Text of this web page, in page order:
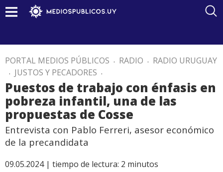
PORTAL MEDIOS PÚBLICOS . RADIO . RADIO URUGUAY
. JUSTOS Y PECADORES .
Puestos de trabajo con énfasis en
pobreza infantil, una de las
propuestas de Cosse
Entrevista con Pablo Ferreri, asesor económico
de la precandidata
09.05.2024 | tiempo de lectura: 2 minutos